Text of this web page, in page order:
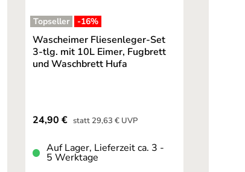
Topseller -16%
Wascheimer Fliesenleger-Set
3-tlg. mit 10L Eimer, Fugbrett
und Waschbrett Hufa
Verkaufspreis:
24,90 € statt Regulärer Preis:
29,63 €UVP
Auf Lager, Lieferzeit ca. 3 -
5 Werktage